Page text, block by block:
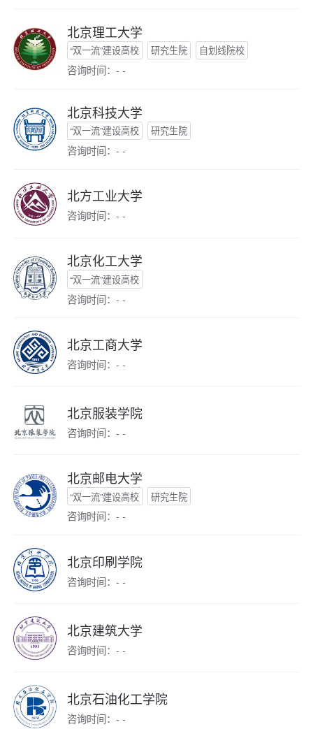
北京理工大学
“双一流”建设高校 研究生院 自划线院校
咨询时间：- -
北京科技大学
“双一流”建设高校 研究生院
咨询时间：- -
北方工业大学
咨询时间：- -
北京化工大学
“双一流”建设高校
咨询时间：- -
北京工商大学
咨询时间：- -
北京服装学院
咨询时间：- -
北京邮电大学
“双一流”建设高校 研究生院
咨询时间：- -
北京印刷学院
咨询时间：- -
北京建筑大学
咨询时间：- -
北京石油化工学院
咨询时间：- -